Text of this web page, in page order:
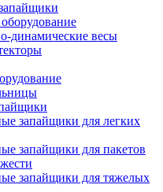
динамические весы
запайщики для легких
запайщики для пакетов
запайщики для тяжелых